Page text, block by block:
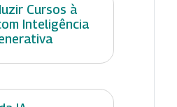
Cursos à
Inteligência